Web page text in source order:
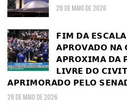
28 DE MAIO DE 2026
𝗙𝗜𝗠 𝗗𝗔
𝗔𝗣𝗥𝗢𝗩𝗔𝗗𝗢 𝗡𝗔
𝗔𝗣𝗥𝗢𝗫𝗜𝗠𝗔 𝗗𝗔
𝗟𝗜𝗩𝗥𝗘 𝗗𝗢
𝗔𝗣𝗥𝗜𝗠𝗢𝗥𝗔𝗗𝗢 𝗣𝗘𝗟𝗢
28 DE MAIO DE 2026